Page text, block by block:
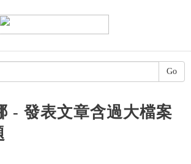
- 發表文章含過大檔案
Go